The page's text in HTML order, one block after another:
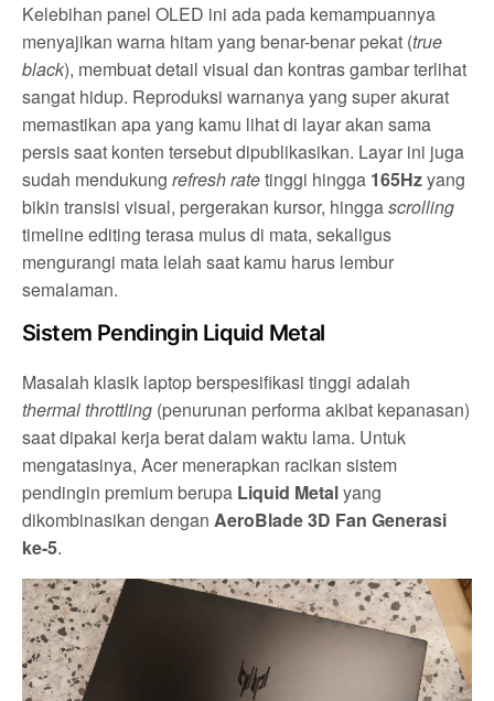
Kelebihan panel OLED ini ada pada kemampuannya
menyajikan warna hitam yang benar-benar pekat (true
black), membuat detail visual dan kontras gambar terlihat
sangat hidup. Reproduksi warnanya yang super akurat
memastikan apa yang kamu lihat di layar akan sama
persis saat konten tersebut dipublikasikan. Layar ini juga
sudah mendukungrefresh ratetinggi hingga 165Hzyang
bikin transisi visual, pergerakan kursor, hinggascrolling
timeline editing terasa mulus di mata, sekaligus
mengurangi mata lelah saat kamu harus lembur
semalaman.
Sistem Pendingin Liquid Metal
Masalah klasik laptop berspesifikasi tinggi adalah
thermal throttling (penurunan performa akibat kepanasan)
saat dipakai kerja berat dalam waktu lama. Untuk
mengatasinya, Acer menerapkan racikan sistem
pendingin premium berupa Liquid Metalyang
dikombinasikan denganAeroBlade 3D Fan Generasi
ke-5.